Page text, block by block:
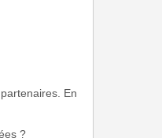
En
?